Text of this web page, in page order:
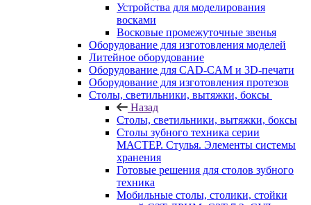
Устройства для моделирования
восками
Восковые промежуточные звенья
Оборудование для изготовления моделей
Литейное оборудование
Оборудование для CAD-CAM и 3D-печати
Оборудование для изготовления протезов
Cтолы, светильники, вытяжки, боксы
Назад
Cтолы, светильники, вытяжки, боксы
Столы зубного техника серии
МАСТЕР. Стулья. Элементы системы
хранения
Готовые решения для столов зубного
техника
Мобильные столы, столики, стойки